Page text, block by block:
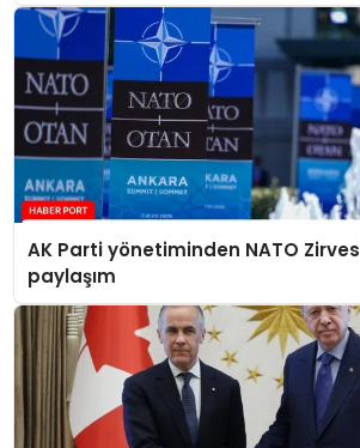
AK Parti yönetiminden NATO
paylaşım